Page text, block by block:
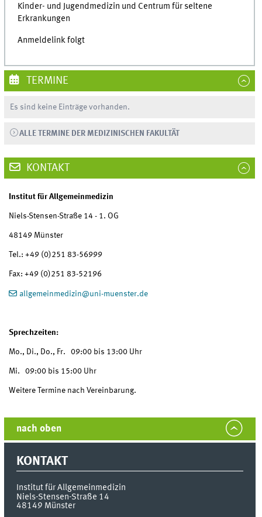
Kinder- und Jugendmedizin und Centrum für seltene
Erkrankungen
Anmeldelink folgt
TERMINE
Es sind keine Einträge vorhanden.
ALLE TERMINE DER MEDIZINISCHEN FAKULTÄT
KONTAKT
Institut für Allgemeinmedizin
Niels-Stensen-Straße 14 - 1. OG
48149 Münster
Tel.: +49 (0)251 83-56999
Fax: +49 (0)251 83-52196
allgemeinmedizin@uni-muenster.de
Sprechzeiten:
Mo., Di., Do., Fr. 09:00 bis 13:00 Uhr
Mi. 09:00 bis 15:00 Uhr
Weitere Termine nach Vereinbarung.
nach oben
KONTAKT
Institut für Allgemeinmedizin
Niels-Stensen-Straße 14
48149 Münster